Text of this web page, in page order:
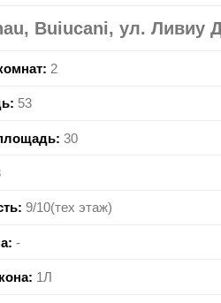
Buiucani, ул. Ливиу
2
53
30
9/10(тех этаж)
-
1Л